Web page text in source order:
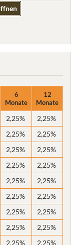
6
Monate
12
Monate
2,25%
2,25%
2,25%
2,25%
2,25%
2,25%
2,25%
2,25%
2,25%
2,25%
2,25%
2,25%
2,25%
2,25%
2,25%
2,25%
2,25%
2,25%